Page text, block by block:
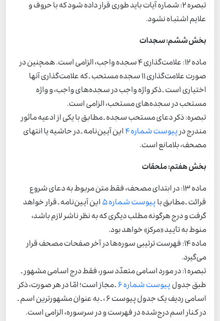
تبصره 2: شماره آیات باید طوری قرار داده شود که با حروف و
علایم اشتباه نشود.
بخش ششم: سجدات
ماده 12: علامت‌گذاری 4 سجده واجب، الزامی است. همچنین در
صورت علامت‌گذاری 11 سجده مستحب ـ که علامت‌گذاری آنها
اختیاری است ـ ذکر واژه واجب در سجده‌های واجب، و واژه
مستحب در سجده‌های مستحب، الزامی است.
تبصره: ذکر دعای مستحب سجده ـ مطابق با یکی از ادعیه مأثور
مندرج درپیوست شماره 4
این آیین‌نامه ـ در حاشیه یا انتهای
مصحف، بلامانع است.
بخش هفتم: ملحقات
ماده 13: در ابتدای مصحف، فقط متن مربوط به دعای شروع
قرائت ـ مطابق با پیوست شماره 5
این آیین‌نامه ـ قرار خواهد
گرفت و درج هرگونه مطلب دیگری که به نظر ناشر لازم باشد،
منوط به تأیید «مرکز» خواهد بود.
ماده 14: فهرست ترتیبی سوره‌ها در آخر صفحات مصحف قرار
می‌گیرد.
تبصره 1: در مورد اسامی متعدّد سور، فقط درج اسامی مشهور ـ
طبق جدول پیوست شماره 6
ـ مجاز است؛ امّا در هر صورت، ذکر
اسامی ردیف یک جدول پیوست 6 ، ـ به عنوان مشهورترین اسم ـ
در کنار اسم درج‌شده در فهرست و در سرسوره، الزامی است.